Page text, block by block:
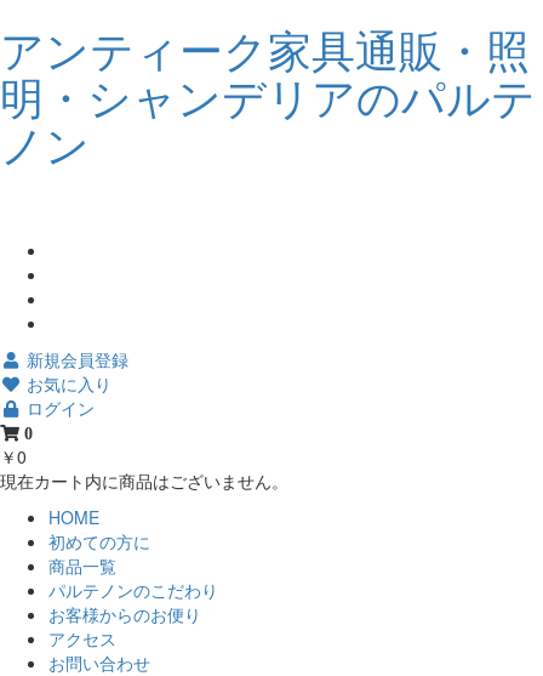
アンティーク家具通販・照
明・シャンデリアのパルテ
ノン
新規会員登録
お気に入り
ログイン
0
￥0
現在カート内に商品はございません。
HOME
初めての方に
商品一覧
パルテノンのこだわり
お客様からのお便り
アクセス
お問い合わせ